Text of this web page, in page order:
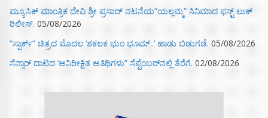
ಮ್ಯೂಸಿಕ್‌ ಮಾಂತ್ರಿಕ ದೇವಿ ಶ್ರೀ ಪ್ರಸಾದ್ ನಟನೆಯ”ಯಲ್ಲಮ್ಮ” ಸಿನಿಮಾದ ಫಸ್ಟ್‌ ಲುಕ್‌
ರಿಲೀಸ್. 05/08/2026
“ಸ್ಪಾರ್ಕ್” ಚಿತ್ರದ ಮೊದಲ‌ ‘ಶಕಲಕ ಭುಂ‌ ಭೂಮ್..’ ಹಾಡು ಬಿಡುಗಡೆ. 05/08/2026
ಸೆನ್ಸಾರ್ ದಾಟಿದ ‘ಅನಿರೀಕ್ಷಿತ ಅತಿಥಿಗಳು” ಸೆಪ್ಟೆಂಬರ್‌ನಲ್ಲಿ ತೆರೆಗೆ. 02/08/2026